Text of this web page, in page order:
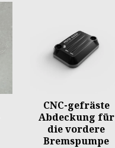
CNC-gefräste
Abdeckung für
die vordere
Bremspumpe